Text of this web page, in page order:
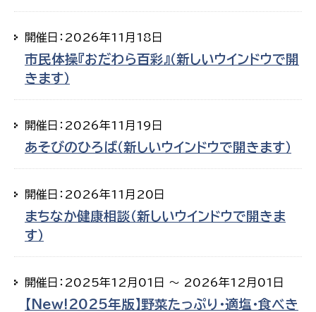
開催日：2026年11月18日
市民体操『おだわら百彩』（新しいウインドウで開
きます）
開催日：2026年11月19日
あそびのひろば（新しいウインドウで開きます）
開催日：2026年11月20日
まちなか健康相談（新しいウインドウで開きま
す）
開催日：2025年12月01日 ～ 2026年12月01日
【New!2025年版】野菜たっぷり・適塩・食べき